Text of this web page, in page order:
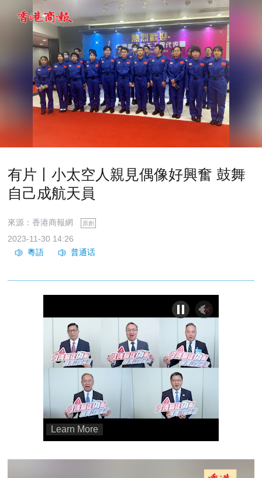
有片丨小太空人親見偶像好興奮 鼓舞
自己成航天員
來源：香港商報網 原創
2023-11-30 14:26